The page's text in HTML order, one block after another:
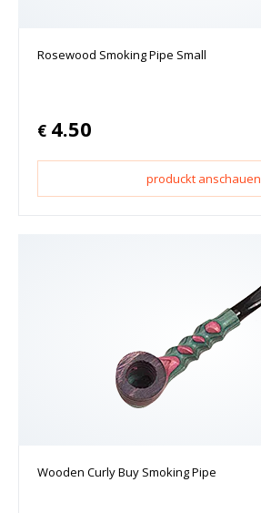
Rosewood Smoking Pipe Small
€ 4.50
produckt anschauen
Wooden Curly Buy Smoking Pipe